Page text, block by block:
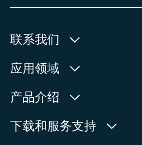
联系我们
欧玛执行器(中国)有限公司
人民北路171号
215499
应用领域
水利
电力
产品介绍
产品查询
下载和服务支持